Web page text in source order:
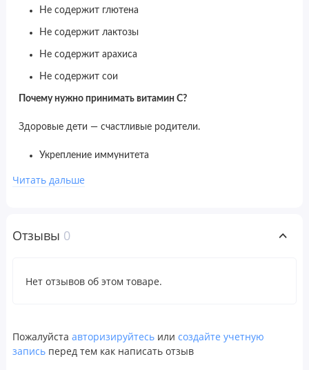
Не содержит глютена
Не содержит лактозы
Не содержит арахиса
Не содержит сои
Почему нужно принимать витамин С?
Здоровые дети — счастливые родители.
Укрепление иммунитета
Поддержка здоровья костей
для поддержки естественного развития детей, ведь наша
Рекомендации по применению
Читать дальше
Отзывы 0
Нет отзывов об этом товаре.
Пожалуйста авторизируйтесь или создайте учетную
запись перед тем как написать отзыв